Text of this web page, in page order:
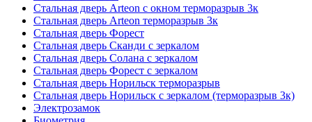
Стальная дверь Arteon с окном терморазрыв 3к
Стальная дверь Arteon терморазрыв 3к
Стальная дверь Форест
Стальная дверь Сканди с зеркалом
Стальная дверь Солана с зеркалом
Стальная дверь Форест с зеркалом
Стальная дверь Норильск терморазрыв
Стальная дверь Норильск с зеркалом (терморазрыв 3к)
Электрозамок